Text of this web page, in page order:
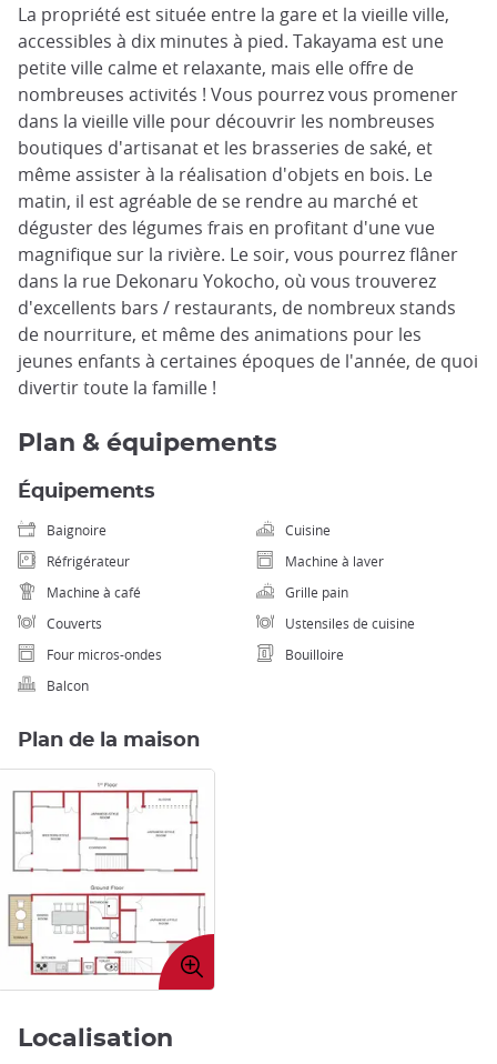
La propriété est située entre la gare et la vieille ville,
accessibles à dix minutes à pied. Takayama est une
petite ville calme et relaxante, mais elle offre de
nombreuses activités ! Vous pourrez vous promener
dans la vieille ville pour découvrir les nombreuses
boutiques d'artisanat et les brasseries de saké, et
même assister à la réalisation d'objets en bois. Le
matin, il est agréable de se rendre au marché et
déguster des légumes frais en profitant d'une vue
magnifique sur la rivière. Le soir, vous pourrez flâner
dans la rue Dekonaru Yokocho, où vous trouverez
d'excellents bars / restaurants, de nombreux stands
de nourriture, et même des animations pour les
jeunes enfants à certaines époques de l'année, de quoi
divertir toute la famille !
Plan & équipements
Équipements
Baignoire
Cuisine
Réfrigérateur
Machine à laver
Machine à café
Grille pain
Couverts
Ustensiles de cuisine
Four micros-ondes
Bouilloire
Balcon
Plan de la maison
Agrandir
l'image
Localisation